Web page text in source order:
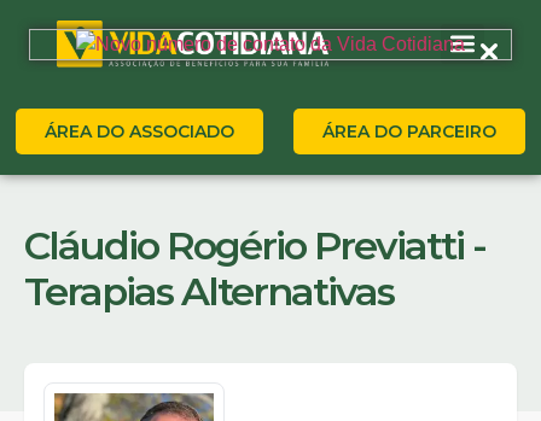
ÁREA DO ASSOCIADO ÁREA DO PARCEIRO
Cláudio Rogério Previatti -
Terapias Alternativas